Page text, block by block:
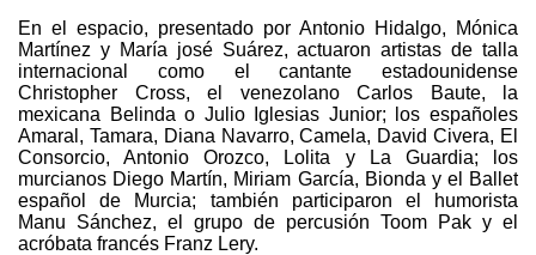
En el espacio, presentado por Antonio Hidalgo, Mónica
Martínez y María josé Suárez, actuaron artistas de talla
internacional como el cantante estadounidense
Christopher Cross, el venezolano Carlos Baute, la
mexicana Belinda o Julio Iglesias Junior; los españoles
Amaral, Tamara, Diana Navarro, Camela, David Civera, El
Consorcio, Antonio Orozco, Lolita y La Guardia; los
murcianos Diego Martín, Miriam García, Bionda y el Ballet
español de Murcia; también participaron el humorista
Manu Sánchez, el grupo de percusión Toom Pak y el
acróbata francés Franz Lery.